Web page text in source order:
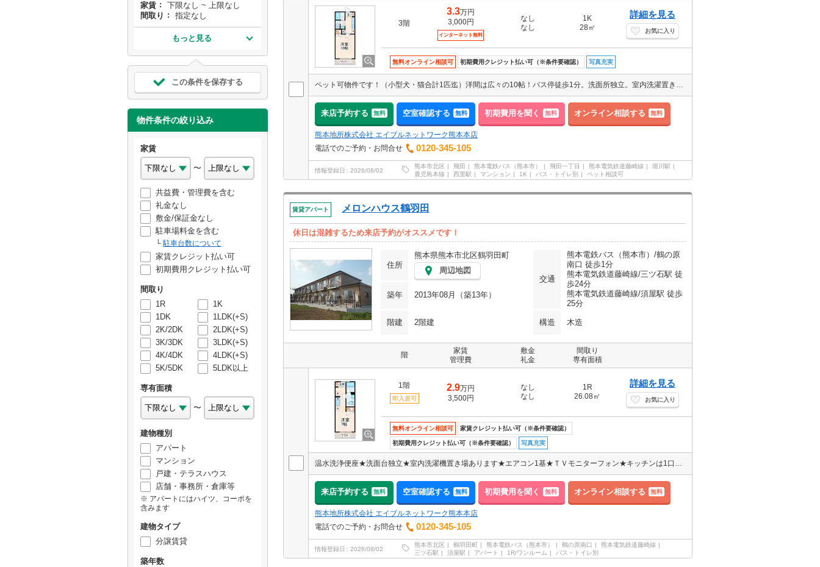
家賃
下限なし ~ 上限なし
間取り
指定なし
もっと見る
この条件を保存する
物件条件の絞り込み
家賃
〜
共益費・管理費を含む
礼金なし
敷金/保証金なし
駐車場料金を含む
駐車台数について
家賃クレジット払い可
初期費用クレジット払い可
間取り
1R
1K
1DK
1LDK(+S)
2K/2DK
2LDK(+S)
3K/3DK
3LDK(+S)
4K/4DK
4LDK(+S)
5K/5DK
5LDK以上
専有面積
〜
建物種別
アパート
マンション
戸建・テラスハウス
店舗・事務所・倉庫等
アパートにはハイツ、コーポを
含みます
建物タイプ
分譲賃貸
築年数
3階
3.3万円
3,000円
インターネット無料
なし
なし
1K
28㎡
詳細を見る
お気に入り
無料オンライン相談可 初期費用クレジット払い可（※条件要確認） 写真充実
ペット可物件です！（小型犬・猫合計1匹迄）洋間は広々の10帖！バス停徒歩1分。洗面所独立。室内洗濯置き場あり。エアコン付き。南向きの角部屋で日当たり良好。マルエイ北部店、IHヒロセ飛田店まで徒歩まで約11分。
来店予約する 無料 空室確認する 無料 初期費用を聞く 無料 オンライン相談する 無料
熊本地所株式会社 エイブルネットワーク熊本本店
電話でのご予約・お問合せ
0120-345-105
情報登録日 2026/08/02
熊本市北区 飛田 熊本電鉄バス（熊本市） 飛田一丁目 熊本電気鉄道藤崎線
堀川駅
鹿児島本線
西里駅 マンション 1K バス・トイレ別 ペット相談可
賃貸アパート メロンハウス鶴羽田
休日は混雑するため来店予約がオススメです！
住所
熊本県熊本市北区鶴羽田町
周辺地図
交通
熊本電鉄バス（熊本市）/鶴の原
南口 徒歩1分
熊本電気鉄道藤崎線/三ツ石駅 徒
歩24分
熊本電気鉄道藤崎線/須屋駅 徒歩
25分
築年 2013年08月（築13年）
階建 2階建 構造 木造
階
家賃
管理費
敷金
礼金
間取り
専有面積
1階
即入居可
2.9万円
3,500円
なし
なし
1R
26.08㎡
詳細を見る
お気に入り
無料オンライン相談可 家賃クレジット払い可（※条件要確認）
初期費用クレジット払い可（※条件要確認） 写真充実
温水洗浄便座★洗面台独立★室内洗濯機置き場あります★エアコン1基★ＴＶモニターフォン★キッチンは1口のＩＨクッキングヒーター付★
来店予約する 無料 空室確認する 無料 初期費用を聞く 無料 オンライン相談する 無料
熊本地所株式会社 エイブルネットワーク熊本本店
電話でのご予約・お問合せ
0120-345-105
情報登録日 2026/08/02
熊本市北区 鶴羽田町 熊本電鉄バス（熊本市） 鶴の原南口
熊本電気鉄道藤崎線
三ツ石駅
須屋駅 アパート 1R/ワンルーム バス・トイレ別